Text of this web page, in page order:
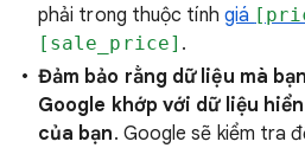
phải trong thuộc tính giá
[sale_price] .
Đảm bảo rằng dữ liệu mà
Google khớp với dữ liệu
của bạn. Google sẽ kiểm tra